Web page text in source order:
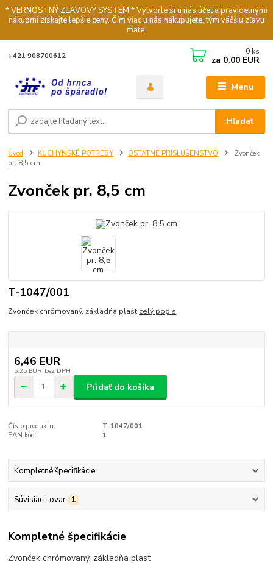
* VERNOSTNÝ ZĽAVOVÝ SYSTÉM * Vytvorte si u nás účet a pravidelnými
nákupmi získajte lepšie ceny. Čím viac u nás nakupujete, tým väčšiu zľavu
máte.
Menu
Hľadať
+421 908700612 0 ks
za 0,00 EUR
Úvod KUCHYNSKÉ POTREBY OSTATNÉ PRÍSLUŠENSTVO
Zvonček
pr. 8,5 cm
Zvonček pr. 8,5 cm
T-1047/001
Zvonček chrómovaný, základňa plast celý popis
6,46 EUR
5,25 EUR bez DPH
Pridať do košíka
Číslo produktu:
T-1047/001
EAN kód:
1
Kompletné špecifikácie
Súvisiaci tovar 1
Kompletné špecifikácie
Zvonček chrómovaný, základňa plast